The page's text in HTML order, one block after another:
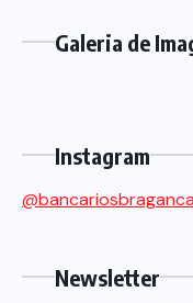
Galeria de
Instagram
@bancariosbraganca
Newsletter